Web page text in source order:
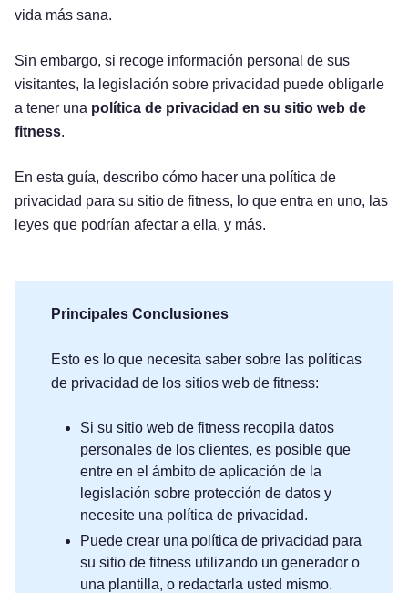
vida más sana.
Sin embargo, si recoge información personal de sus
visitantes, la legislación sobre privacidad puede obligarle
a tener una política de privacidad en su sitio web de
fitness.
En esta guía, describo cómo hacer una política de
privacidad para su sitio de fitness, lo que entra en uno, las
leyes que podrían afectar a ella, y más.
Principales Conclusiones
Esto es lo que necesita saber sobre las políticas
de privacidad de los sitios web de fitness:
Si su sitio web de fitness recopila datos
personales de los clientes, es posible que
entre en el ámbito de aplicación de la
legislación sobre protección de datos y
necesite una política de privacidad.
Puede crear una política de privacidad para
su sitio de fitness utilizando un generador o
una plantilla, o redactarla usted mismo.